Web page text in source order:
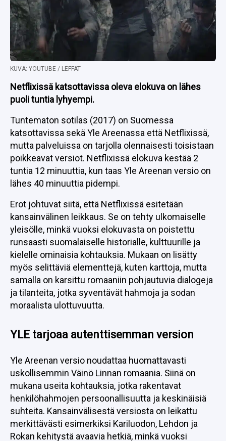
KUVA: YOUTUBE / LEFFAT
Netflixissä katsottavissa oleva elokuva on lähes
puoli tuntia lyhyempi.
Tuntematon sotilas (2017) on Suomessa
katsottavissa sekä Yle Areenassa että Netflixissä,
mutta palveluissa on tarjolla olennaisesti toisistaan
poikkeavat versiot. Netflixissä elokuva kestää 2
tuntia 12 minuuttia, kun taas Yle Areenan versio on
lähes 40 minuuttia pidempi.
Erot johtuvat siitä, että Netflixissä esitetään
kansainvälinen leikkaus. Se on tehty ulkomaiselle
yleisölle, minkä vuoksi elokuvasta on poistettu
runsaasti suomalaiselle historialle, kulttuurille ja
kielelle ominaisia kohtauksia. Mukaan on lisätty
myös selittäviä elementtejä, kuten karttoja, mutta
samalla on karsittu romaaniin pohjautuvia dialogeja
ja tilanteita, jotka syventävät hahmoja ja sodan
moraalista ulottuvuutta.
YLE tarjoaa autenttisemman version
Yle Areenan versio noudattaa huomattavasti
uskollisemmin Väinö Linnan romaania. Siinä on
mukana useita kohtauksia, jotka rakentavat
henkilöhahmojen persoonallisuutta ja keskinäisiä
suhteita. Kansainvälisestä versiosta on leikattu
merkittävästi esimerkiksi Kariluodon, Lehdon ja
Rokan kehitystä avaavia hetkiä, minkä vuoksi